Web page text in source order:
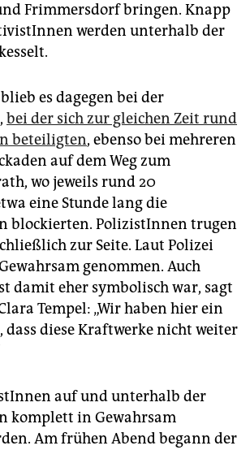
Frimmersdorf bringen. Knapp
werden unterhalb der
es dagegen bei der
bei der sich zur gleichen Zeit rund
beteiligten, ebenso bei mehreren
auf dem Weg zum
wo jeweils rund 20
eine Stunde lang die
blockierten. PolizistInnen trugen
zur Seite. Laut Polizei
genommen. Auch
damit eher symbolisch war, sagt
Tempel: „Wir haben hier ein
dass diese Kraftwerke nicht weiter
auf und unterhalb der
komplett in Gewahrsam
Am frühen Abend begann der